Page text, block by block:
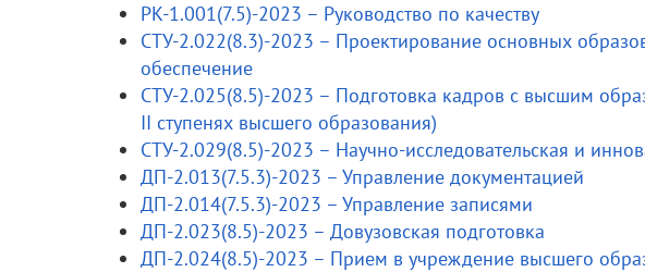
РК-1.001(7.5)-2023 – Руководство по качеству
СТУ-2.022(8.3)-2023 – Проектирование основных
обеспечение
СТУ-2.025(8.5)-2023 – Подготовка кадров с высшим
II ступенях высшего образования)
СТУ-2.029(8.5)-2023 – Научно-исследовательская и
ДП-2.013(7.5.3)-2023 – Управление документацией
ДП-2.014(7.5.3)-2023 – Управление записями
ДП-2.023(8.5)-2023 – Довузовская подготовка
ДП-2.024(8.5)-2023 – Прием в учреждение высшего